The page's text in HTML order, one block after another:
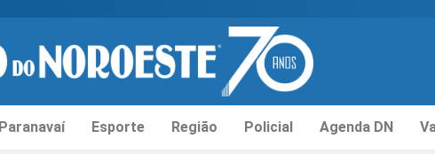
Paranavaí Esporte Região Policial Agenda DN